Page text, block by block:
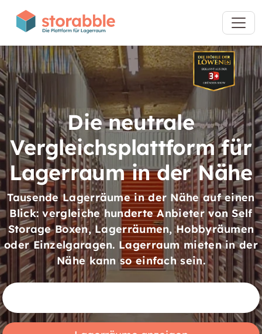
Die neutrale
Vergleichsplattform für
Lagerraum in der Nähe
Tausende Lagerräume in der Nähe auf einen
Blick: vergleiche hunderte Anbieter von Self
Storage Boxen, Lagerräumen, Hobbyräumen
oder Einzelgaragen. Lagerraum mieten in der
Nähe kann so einfach sein.